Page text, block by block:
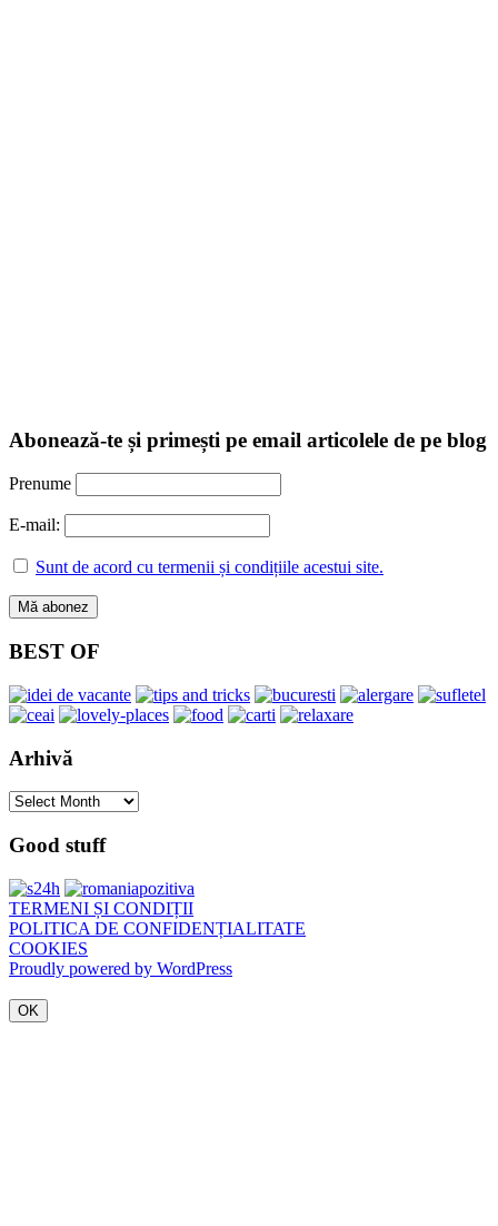
Abonează-te și primești pe email articolele de pe blog
Prenume
E-mail:
Sunt de acord cu termenii și condițiile acestui site.
BEST OF
Arhivă
Arhivă
Good stuff
TERMENI ȘI CONDIȚII
POLITICA DE CONFIDENȚIALITATE
COOKIES
Proudly powered by WordPress
OK